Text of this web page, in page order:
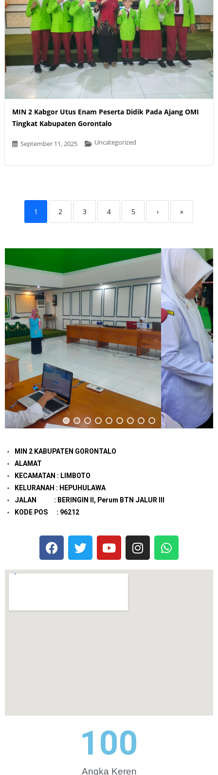
MIN 2 Kabgor Utus Enam Peserta Didik Pada Ajang OMI
Tingkat Kabupaten Gorontalo
September 11, 2025 Uncategorized
1 2 3 4 5 › »
MIN 2 KABUPATEN GORONTALO
ALAMAT
KECAMATAN : LIMBOTO
KELURANAH : HEPUHULAWA
JALAN : BERINGIN II, Perum BTN JALUR III
KODE POS : 96212
Angka Keren
100